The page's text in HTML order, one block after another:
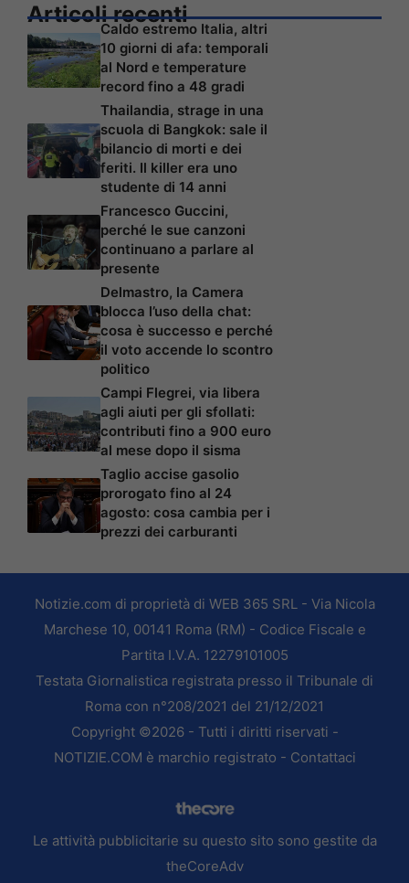
Articoli recenti
Caldo estremo Italia, altri
10 giorni di afa: temporali
al Nord e temperature
record fino a 48 gradi
Thailandia, strage in una
scuola di Bangkok: sale il
bilancio di morti e dei
feriti. Il killer era uno
studente di 14 anni
Francesco Guccini,
perché le sue canzoni
continuano a parlare al
presente
Delmastro, la Camera
blocca l’uso della chat:
cosa è successo e perché
il voto accende lo scontro
politico
Campi Flegrei, via libera
agli aiuti per gli sfollati:
contributi fino a 900 euro
al mese dopo il sisma
Taglio accise gasolio
prorogato fino al 24
agosto: cosa cambia per i
prezzi dei carburanti
Notizie.com di proprietà di WEB 365 SRL - Via Nicola
Marchese 10, 00141 Roma (RM) - Codice Fiscale e
Partita I.V.A. 12279101005
Testata Giornalistica registrata presso il Tribunale di
Roma con n°208/2021 del 21/12/2021
Copyright ©2026 - Tutti i diritti riservati -
NOTIZIE.COM è marchio registrato - Contattaci
Le attività pubblicitarie su questo sito sono gestite da
theCoreAdv